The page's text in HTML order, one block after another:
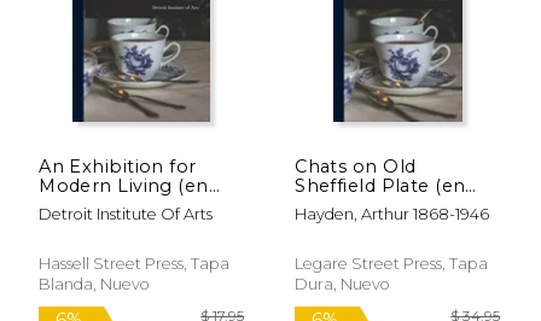
An Exhibition for
Modern Living (en
Inglés)
Detroit Institute Of Arts
Hassell Street Press, Tapa
Blanda, Nuevo
Chats on Old
Sheffield Plate (en
Inglés)
Hayden, Arthur 1868-1946
Legare Street Press, Tapa
Dura, Nuevo